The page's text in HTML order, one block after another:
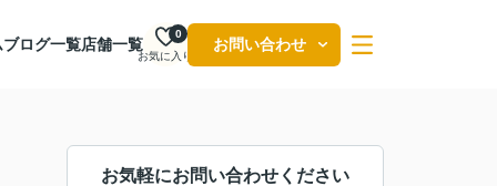
ブログ一覧店舗一覧
お気に入り
0
お問い合わせ
お気軽にお問い合わせください